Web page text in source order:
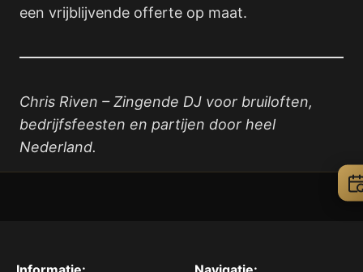
een vrijblijvende offerte op maat.
Chris Riven – Zingende DJ voor bruiloften,
bedrijfsfeesten en partijen door heel
Nederland.